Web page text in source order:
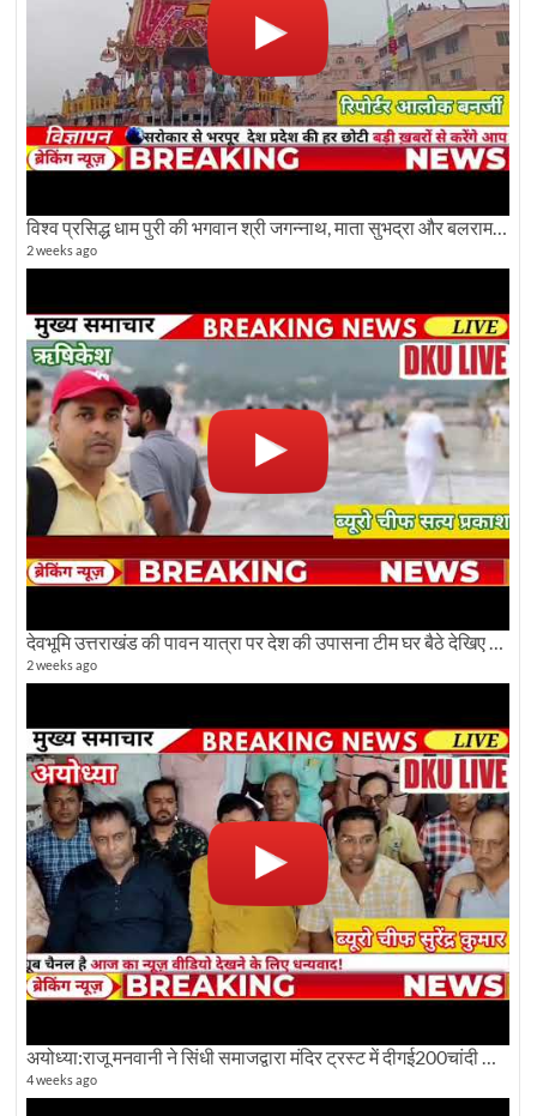
विश्व प्रसिद्ध धाम पुरी की भगवान श्री जगन्नाथ, माता सुभद्रा और बलराम जी की भव्य शोभा यात्रा देखिए
2 weeks ago
देवभूमि उत्तराखंड की पावन यात्रा पर देश की उपासना टीम घर बैठे देखिए अलौकिक दृश्य
2 weeks ago
अयोध्या:राजू मनवानी ने सिंधी समाजद्वारा मंदिर ट्रस्ट में दीगई200चांदी की ईंटों पर सवाल का किया विरोध
4 weeks ago